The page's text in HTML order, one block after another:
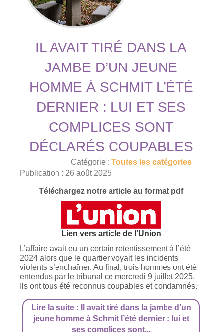
IL AVAIT TIRÉ DANS LA
JAMBE D’UN JEUNE
HOMME À SCHMIT L’ÉTÉ
DERNIER : LUI ET SES
COMPLICES SONT
DÉCLARÉS COUPABLES
Catégorie : Toutes les catégories
Publication : 26 août 2025
Téléchargez notre article au format pdf
Lien vers article de l'Union
L’affaire avait eu un certain retentissement à l’été
2024 alors que le quartier voyait les incidents
violents s’enchaîner. Au final, trois hommes ont été
entendus par le tribunal ce mercredi 9 juillet 2025.
Ils ont tous été reconnus coupables et condamnés.
Lire la suite : Il avait tiré dans la jambe d’un
jeune homme à Schmit l’été dernier : lui et
ses complices sont...